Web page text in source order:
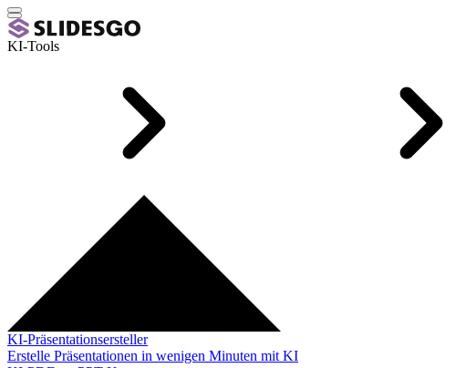
KI-Tools
KI-Präsentationsersteller
Erstelle Präsentationen in wenigen Minuten mit KI